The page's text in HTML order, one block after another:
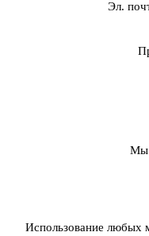
Эл.
Мы
Использование любых